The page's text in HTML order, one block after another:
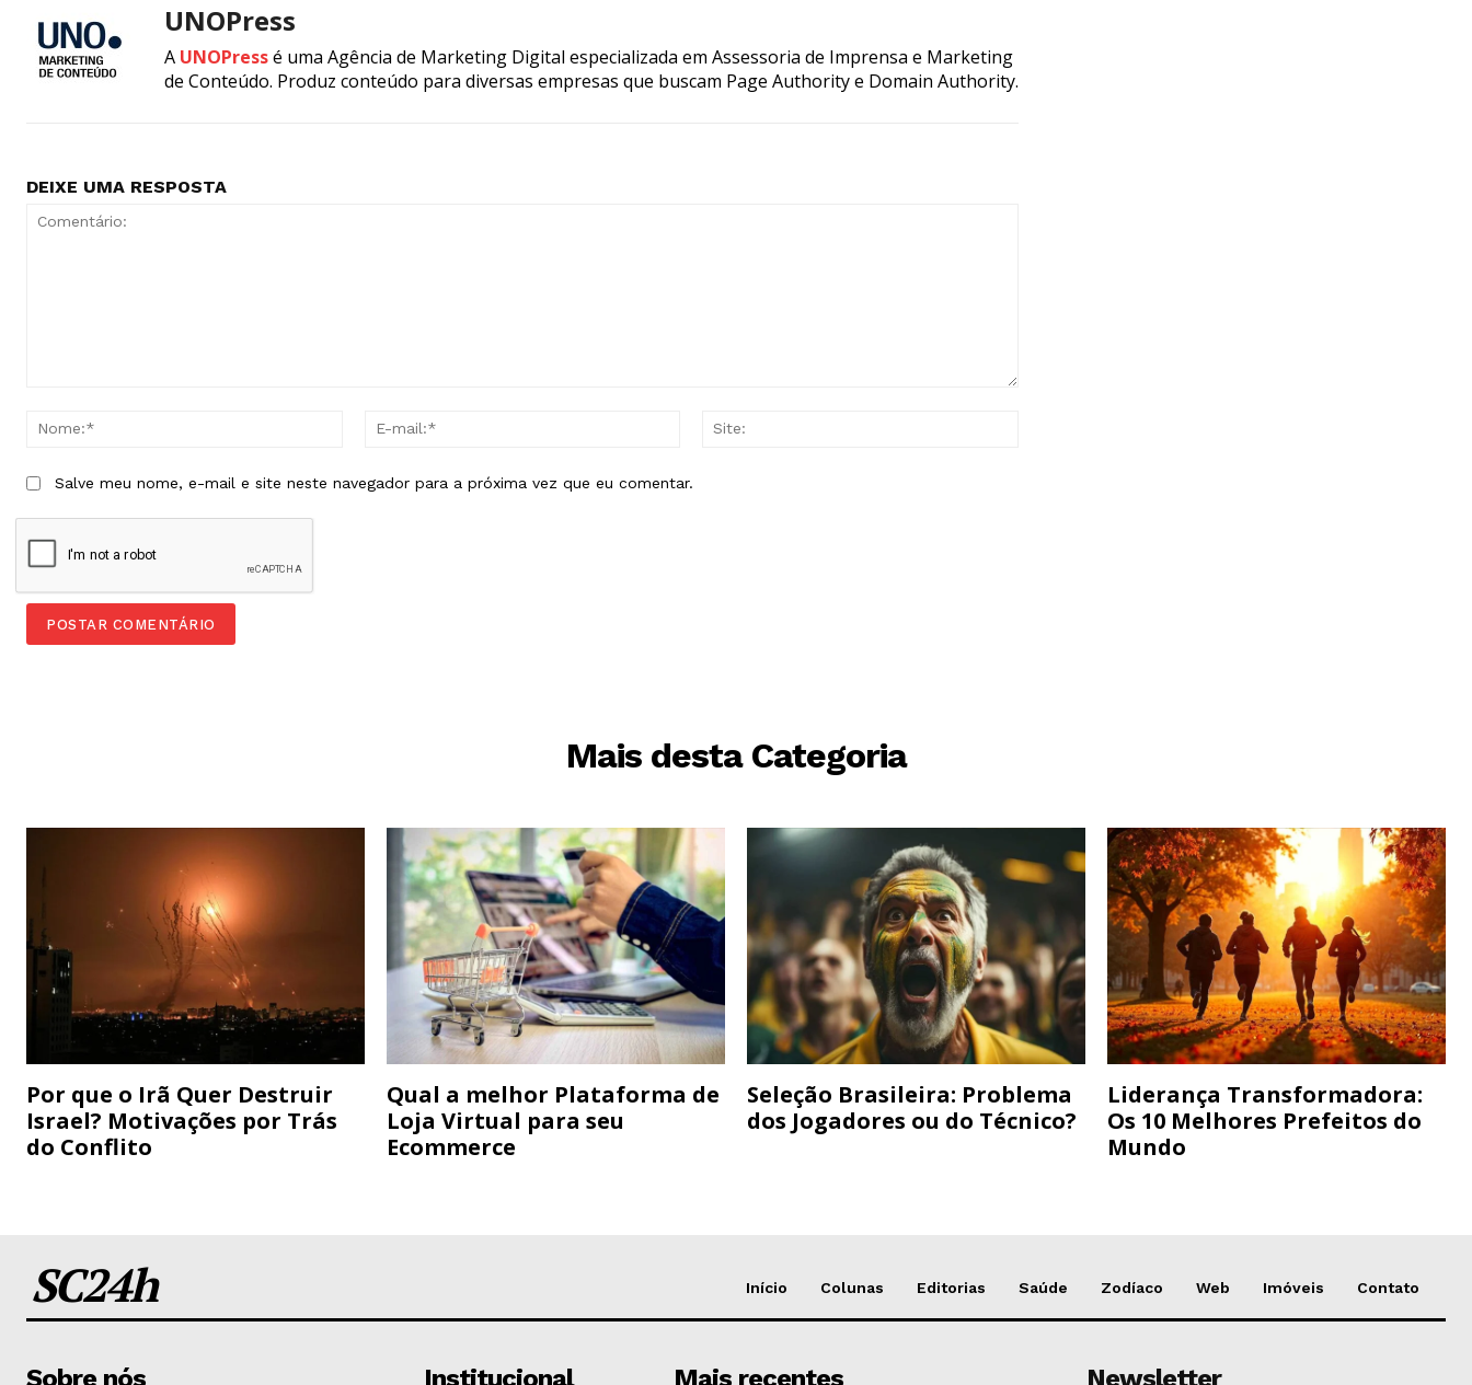
UNOPress
A UNOPressé uma Agência de Marketing Digital especializada em Assessoria de Imprensa e Marketing
de Conteúdo. Produz conteúdo para diversas empresas que buscam Page Authority e Domain Authority.
DEIXE UMA RESPOSTA
Nome:*
Salve meu nome, e-mail e site neste navegador para a próxima vez que eu comentar.
Mais desta Categoria
Por que o Irã Quer Destruir
Israel? Motivações por Trás
do Conflito
Qual a melhor Plataforma de
Loja Virtual para seu
Ecommerce
Seleção Brasileira: Problema
dos Jogadores ou do Técnico?
Liderança Transformadora:
Os 10 Melhores Prefeitos do
Mundo
SC24h Início Colunas Editorias Saúde Zodíaco Web Imóveis Contato
Sobre nós Institucional Mais recentes Newsletter